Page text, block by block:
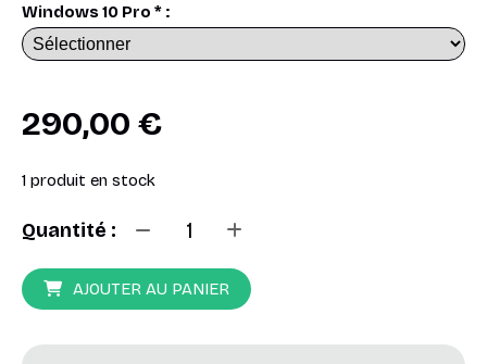
Windows 10 Pro * :
290,00 €
1 produit en stock
Quantité :
AJOUTER AU PANIER